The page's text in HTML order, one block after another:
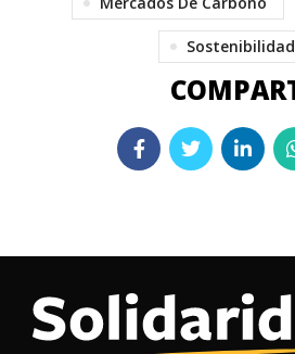
Sostenibilidad